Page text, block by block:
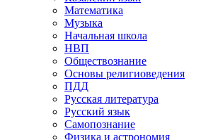
Математика
Музыка
Начальная школа
НВП
Обществознание
Основы религиоведения
ПДД
Русская литература
Русский язык
Самопознание
Физика и астрономия